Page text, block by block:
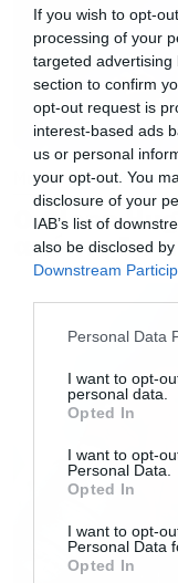
If you wish to opt-
processing of your
targeted
section to confirm
opt-out request is
interest-based ads
us or personal
your opt-out. You
disclosure of your
IAB’s list of
also be disclosed
Downstream
Please note that
not limited to your
grant or deny
use your data for
consent section.
Personal Data
I want to opt-
personal data.
Opted In
I want to opt-
Personal Data.
Opted In
I want to opt-
Personal Data
Opted In
είχε φτάσει
με τραγούδια
και This is a
πιο πρόσφατο
κυκλοφόρησε
Αυτά
Music
Ο Glenn
από τις